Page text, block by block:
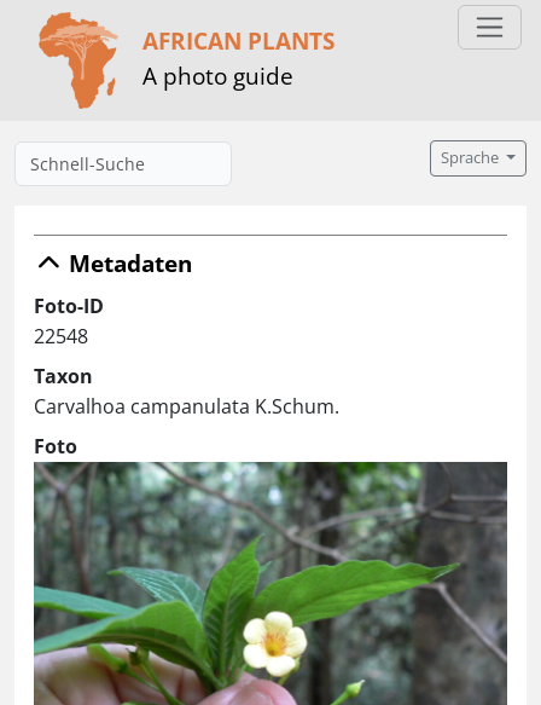
AFRICAN PLANTS
A photo guide
Sprache
Metadaten
Foto-ID
22548
Taxon
Carvalhoa campanulata K.Schum.
Foto